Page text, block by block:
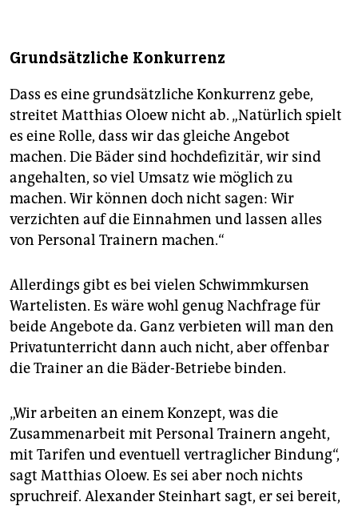
Grundsätzliche Konkurrenz
Dass es eine grundsätzliche Konkurrenz gebe,
streitet Matthias Oloew nicht ab. „Natürlich spielt
es eine Rolle, dass wir das gleiche Angebot
machen. Die Bäder sind hochdefizitär, wir sind
angehalten, so viel Umsatz wie möglich zu
machen. Wir können doch nicht sagen: Wir
verzichten auf die Einnahmen und lassen alles
von Personal Trainern machen.“
Allerdings gibt es bei vielen Schwimmkursen
Wartelisten. Es wäre wohl genug Nachfrage für
beide Angebote da. Ganz verbieten will man den
Privatunterricht dann auch nicht, aber offenbar
die Trainer an die Bäder-Betriebe binden.
„Wir arbeiten an einem Konzept, was die
Zusammenarbeit mit Personal Trainern angeht,
mit Tarifen und eventuell vertraglicher Bindung“,
sagt Matthias Oloew. Es sei aber noch nichts
spruchreif. Alexander Steinhart sagt, er sei bereit,